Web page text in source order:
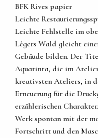
BFK Rives papier
Leichte
Leichte Fehlstelle im
Légers Wald gleicht
Gebäude bilden. Der
Aquatinta, die im
kreativsten Ateliers, in
Erneuerung für die
erzählerischen
Werk spontan mit der
Fortschritt und den